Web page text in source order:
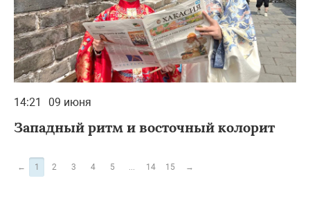
14:21 09 июня
Западный ритм и восточный колорит
← 1 2 3 4 5 14 15 →